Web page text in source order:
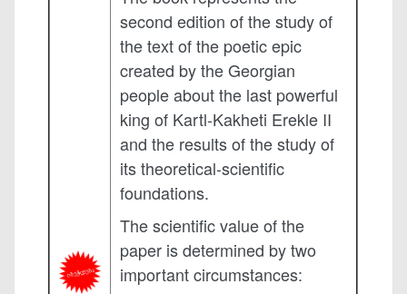
second edition of the study of
the text of the poetic epic
created by the Georgian
people about the last powerful
king of Kartl-Kakheti Erekle II
and the results of the study of
its theoretical-scientific
foundations.
The scientific value of the
paper is determined by two
important circum­stances: